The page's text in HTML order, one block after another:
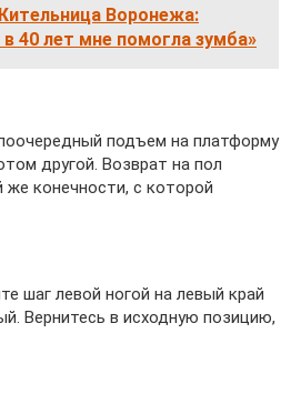
Воронежа:
40 лет мне помогла зумба»
подъем на платформу
другой. Возврат на пол
конечности, с которой
шаг левой ногой на левый край
Вернитесь в исходную позицию,